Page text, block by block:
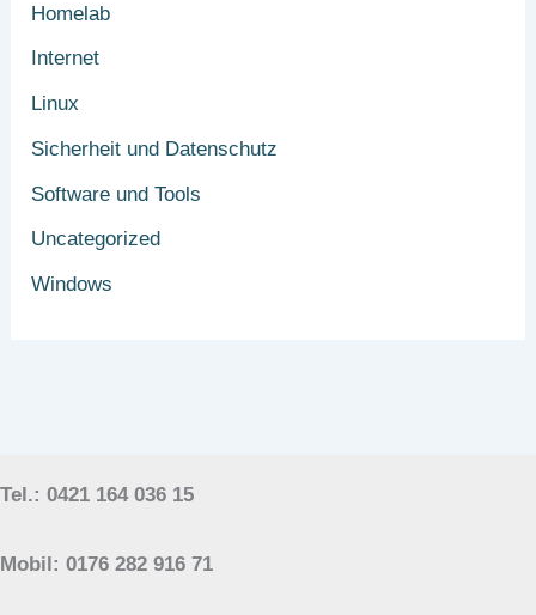
Homelab
Internet
Linux
Sicherheit und Datenschutz
Software und Tools
Uncategorized
Windows
Tel.: 0421 164 036 15
Mobil: 0176 282 916 71